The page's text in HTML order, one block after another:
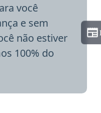
você
e sem
não estiver
100% do